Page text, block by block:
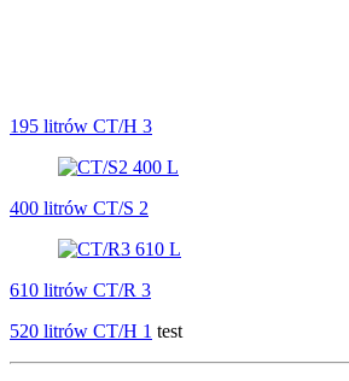
195 litrów CT/H 3
400 litrów CT/S 2
610 litrów CT/R 3
520 litrów CT/H 1 test